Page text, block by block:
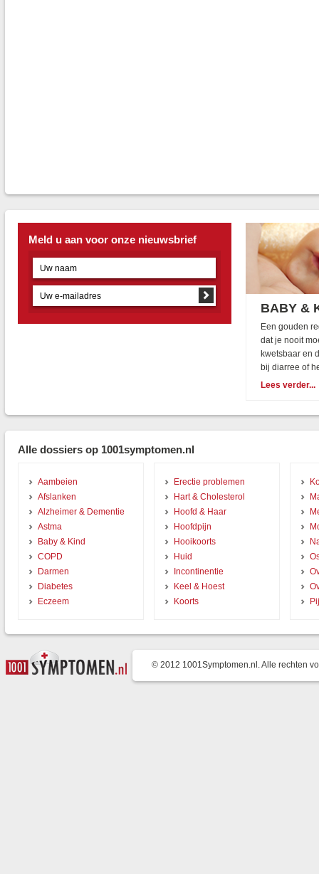
Meld u aan voor onze nieuwsbrief
BABY &
Een gouden
dat je nooit
kwetsbaar en
bij diarree of
Lees verder...
Alle dossiers op 1001symptomen.nl
Aambeien
Afslanken
Alzheimer & Dementie
Astma
Baby & Kind
COPD
Darmen
Diabetes
Eczeem
Erectie problemen
Hart & Cholesterol
Hoofd & Haar
Hoofdpijn
Hooikoorts
Huid
Incontinentie
Keel & Hoest
Koorts
© 2012 1001Symptomen.nl. Alle rechten